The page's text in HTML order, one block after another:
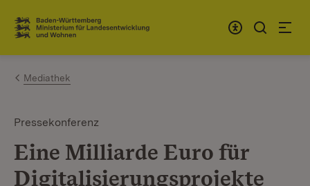
Zum Inhalt springen
Link zur Startseite
Mediathek
Pressekonferenz
Eine Milliarde Euro für
Digitalisierungsprojekte